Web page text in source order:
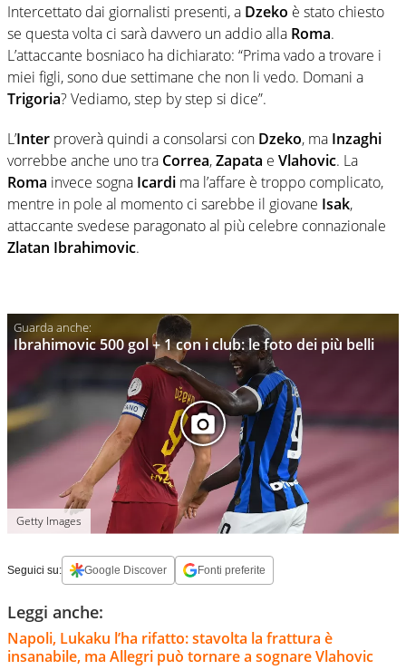
Intercettato dai giornalisti presenti, a Dzeko è stato chiesto
se questa volta ci sarà davvero un addio alla Roma.
L’attaccante bosniaco ha dichiarato: “Prima vado a trovare i
miei figli, sono due settimane che non li vedo. Domani a
Trigoria? Vediamo, step by step si dice”.
L’Inter proverà quindi a consolarsi con Dzeko, ma Inzaghi
vorrebbe anche uno tra Correa,Zapata e Vlahovic. La
Roma invece sogna Icardi ma l’affare è troppo complicato,
mentre in pole al momento ci sarebbe il giovane Isak,
attaccante svedese paragonato al più celebre connazionale
Zlatan Ibrahimovic.
Ibrahimovic 500 gol + 1 con i club: le foto dei più belli
Getty Images
Seguici su: Google Discover Fonti preferite
Leggi anche:
Napoli, Lukaku l’ha rifatto: stavolta la frattura è
insanabile, ma Allegri può tornare a sognare Vlahovic